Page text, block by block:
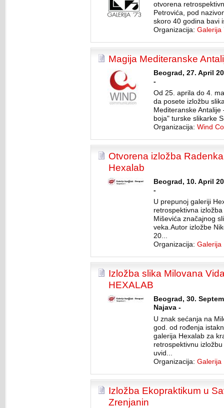
otvorena
Petrovića, pod
skoro 40 godina bavi
Organizacija: Galerija
Magija Mediteranske
Beograd, 27. April
-
Od 25. aprila do 4.
da posete izložbu
Mediteranske
boja" turske slikarke
Organizacija: Wind
Otvorena izložba
Hexalab
Beograd, 10. April
-
U prepunoj galeriji
retrospektivna
Miševića značajnog
veka.Autor izložbe
20...
Organizacija: Galerija
Izložba slika Milovana
HEXALAB
Beograd, 30.
Najava -
U znak sećanja na
god. od rođenja
galerija Hexalab za
retrospektivnu
uvid...
Organizacija: Galerija
Izložba Ekopraktikum u
Zrenjanin